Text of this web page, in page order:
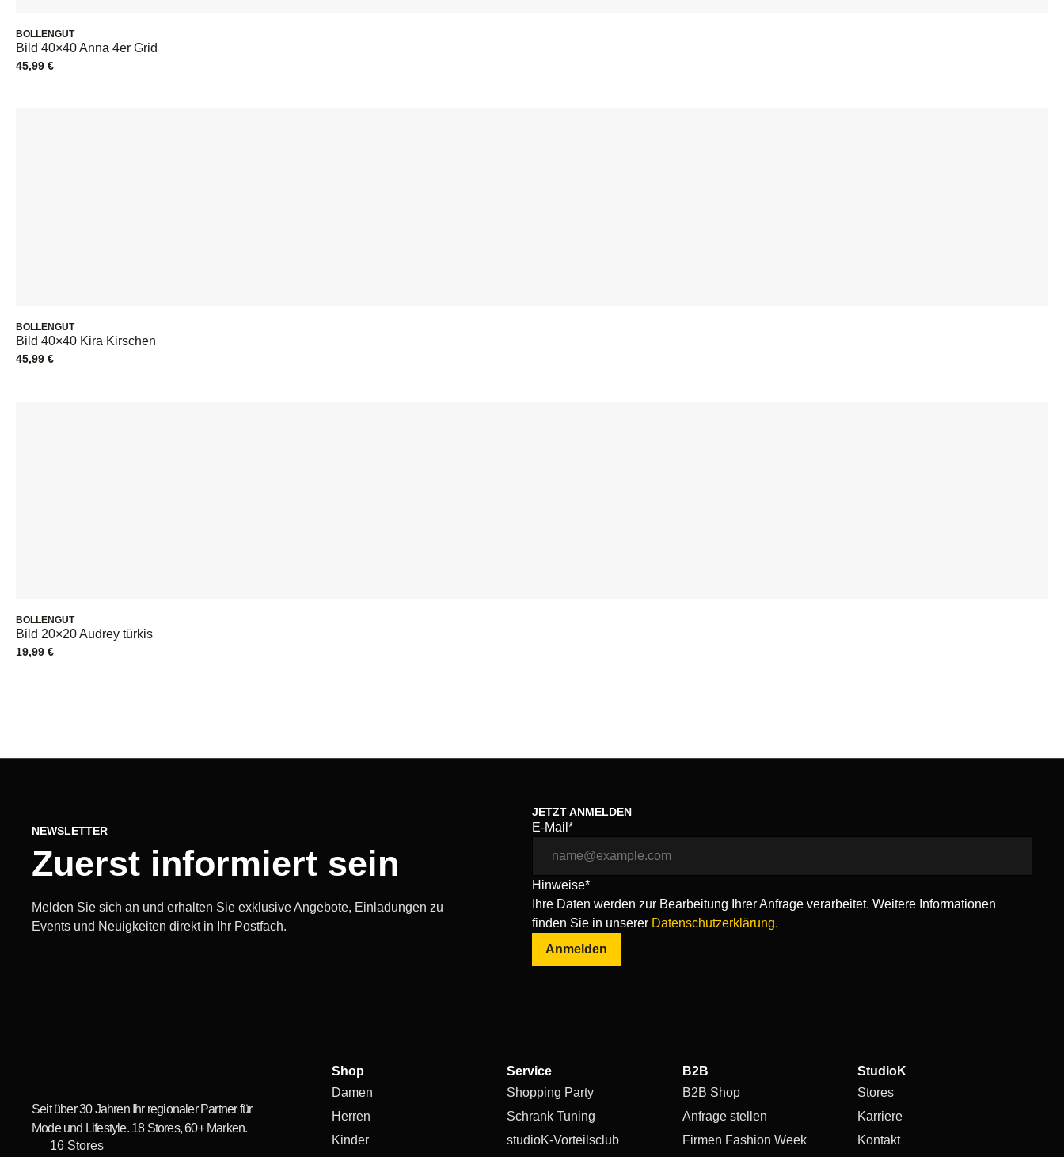
BOLLENGUT
Bild 40×40 Anna 4er Grid
45,99 €
BOLLENGUT
Bild 40×40 Kira Kirschen
45,99 €
BOLLENGUT
Bild 20×20 Audrey türkis
19,99 €
NEWSLETTER
Zuerst informiert sein
Melden Sie sich an und erhalten Sie exklusive Angebote, Einladungen zu
Events und Neuigkeiten direkt in Ihr Postfach.
JETZT ANMELDEN
E-Mail*
Hinweise*
Ihre Daten werden zur Bearbeitung Ihrer Anfrage verarbeitet. Weitere Informationen
finden Sie in unserer Datenschutzerklärung.
Anmelden
Seit über 30 Jahren Ihr regionaler Partner für
Mode und Lifestyle. 18 Stores, 60+ Marken.
16 Stores
Shop
Damen
Herren
Kinder
Service
Shopping Party
Schrank Tuning
studioK-Vorteilsclub
B2B
B2B Shop
Anfrage stellen
Firmen Fashion Week
StudioK
Stores
Karriere
Kontakt